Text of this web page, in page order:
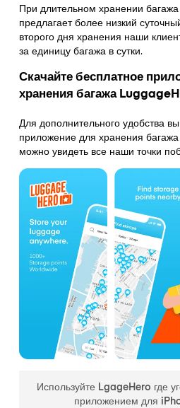
При длительном хранении
предлагает более низкий
второго дня хранения наши
за единицу багажа в сутки.
Скачайте бесплатное
хранения багажа
Для дополнительного удобства
приложение для хранения
можно увидеть все наши точки
Используйте LgageHero где
приложением для